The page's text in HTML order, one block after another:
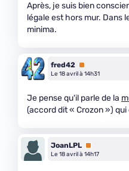
Après, je suis bien
légale est hors mur. Dans
minima.
fred42 Premium
Le 18 avril à 14h31
Je pense qu'il parle de la
(accord dit « Crozon ») qui
JoanLPL Premium
Le 18 avril à 14h17